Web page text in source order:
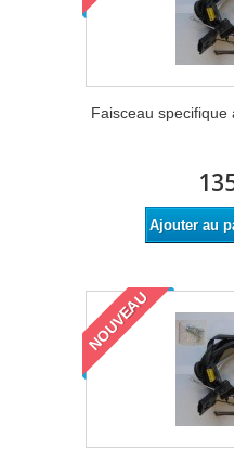
Faisceau specifique
Ajouter au
NOUVEAU